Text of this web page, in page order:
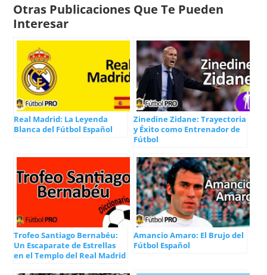
Otras Publicaciones Que Te Pueden
Interesar
Real Madrid: La Leyenda
Blanca del Fútbol Español
Zinedine Zidane: Trayectoria
y Éxito como Entrenador de
Fútbol
Trofeo Santiago Bernabéu:
Un Escaparate de Estrellas
en el Templo del Real Madrid
Amancio Amaro: El Brujo del
Fútbol Español